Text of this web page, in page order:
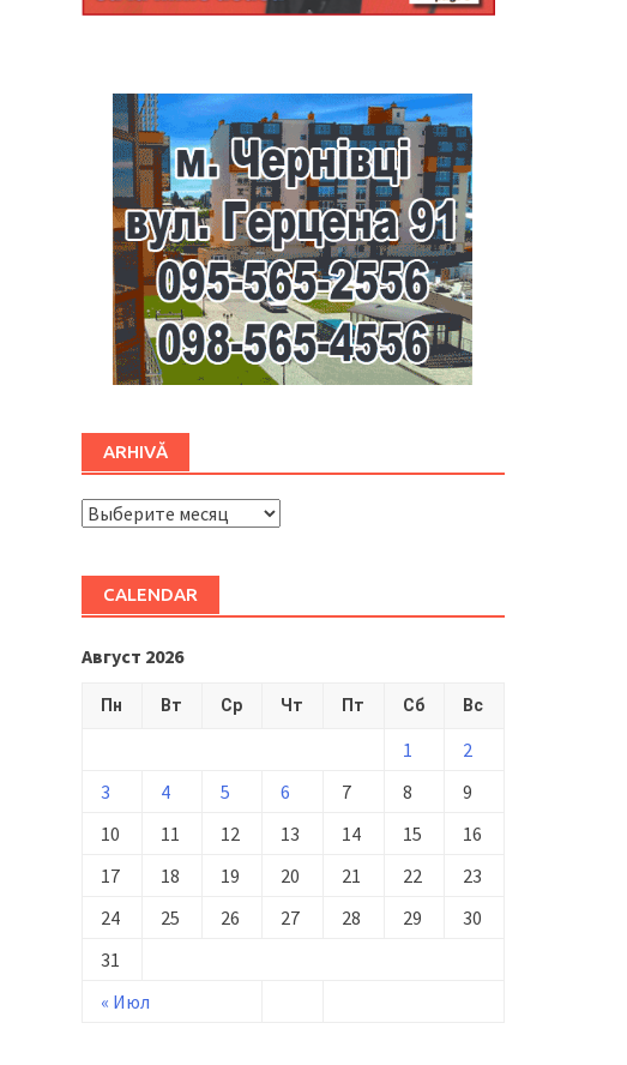
ARHIVĂ
ARHIVĂ
CALENDAR
Август 2026
Пн Вт Ср Чт Пт Сб Вс
« Июл
1
2
3
4 5 6 7 8
9
10
11 12 13 14 15
16
17
18 19 20 21 22
23
24
25 26 27 28 29
30
31